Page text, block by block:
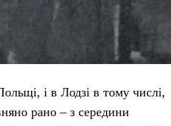
і в Лодзі в тому числі,
рано – з середини